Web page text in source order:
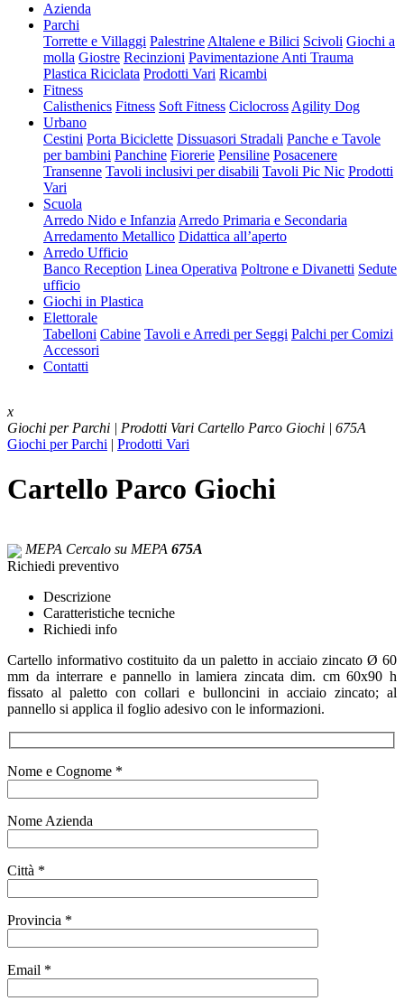
Azienda
Parchi
Torrette e Villaggi Palestrine Altalene e Bilici Scivoli Giochi a
molla Giostre Recinzioni Pavimentazione Anti Trauma
Plastica Riciclata Prodotti Vari Ricambi
Fitness
Calisthenics Fitness Soft Fitness Ciclocross Agility Dog
Urbano
Cestini Porta Biciclette Dissuasori Stradali Panche e Tavole
per bambini Panchine Fiorerie Pensiline Posacenere
Transenne Tavoli inclusivi per disabili Tavoli Pic Nic Prodotti
Vari
Scuola
Arredo Nido e Infanzia Arredo Primaria e Secondaria
Arredamento Metallico Didattica all’aperto
Arredo Ufficio
Banco Reception Linea Operativa Poltrone e Divanetti Sedute
ufficio
Giochi in Plastica
Elettorale
Tabelloni Cabine Tavoli e Arredi per Seggi Palchi per Comizi
Accessori
Contatti
x
Giochi per Parchi | Prodotti Vari Cartello Parco Giochi | 675A
Giochi per Parchi | Prodotti Vari
Cartello Parco Giochi
MEPA Cercalo su MEPA 675A
Richiedi preventivo
Descrizione
Caratteristiche tecniche
Richiedi info
Cartello informativo costituito da un paletto in acciaio zincato Ø 60
mm da interrare e pannello in lamiera zincata dim. cm 60x90 h
fissato al paletto con collari e bulloncini in acciaio zincato; al
pannello si applica il foglio adesivo con le informazioni.
Nome e Cognome *
Nome Azienda
Città *
Provincia *
Email *